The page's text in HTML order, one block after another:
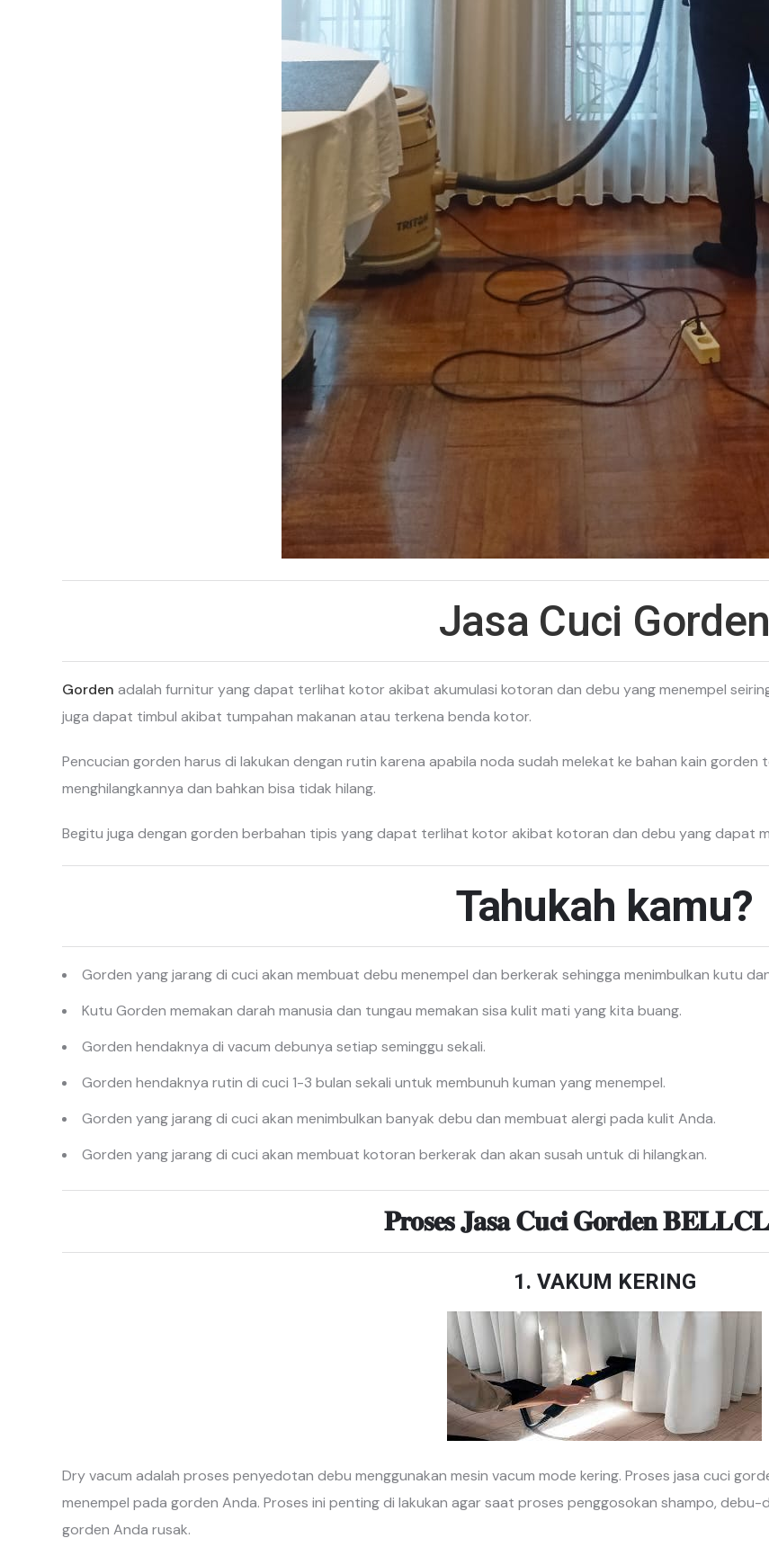
Jasa Cuci Gorden
Gorden adalah furnitur yang dapat terlihat kotor akibat akumulasi kotoran dan debu yang menempel
juga dapat timbul akibat tumpahan makanan atau terkena benda kotor.
Pencucian gorden harus di lakukan dengan rutin karena apabila noda sudah melekat ke bahan kain gorden
menghilangkannya dan bahkan bisa tidak hilang.
Begitu juga dengan gorden berbahan tipis yang dapat terlihat kotor akibat kotoran dan debu yang dapat
Tahukah kamu?
Gorden yang jarang di cuci akan membuat debu menempel dan berkerak sehingga menimbulkan kutu
Kutu Gorden memakan darah manusia dan tungau memakan sisa kulit mati yang kita buang.
Gorden hendaknya di vacum debunya setiap seminggu sekali.
Gorden hendaknya rutin di cuci 1-3 bulan sekali untuk membunuh kuman yang menempel.
Gorden yang jarang di cuci akan menimbulkan banyak debu dan membuat alergi pada kulit Anda.
Gorden yang jarang di cuci akan membuat kotoran berkerak dan akan susah untuk di hilangkan.
𝐏𝐫𝐨𝐬𝐞𝐬 𝐉𝐚𝐬𝐚 𝐂𝐮𝐜𝐢 𝐆𝐨𝐫𝐝𝐞𝐧
1. VAKUM KERING
Dry vacum adalah proses penyedotan debu menggunakan mesin vacum mode kering. Proses jasa cuci
menempel pada gorden Anda. Proses ini penting di lakukan agar saat proses penggosokan shampo,
gorden Anda rusak.